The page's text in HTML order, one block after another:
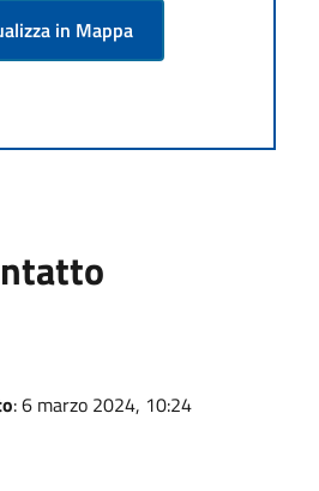
in Mappa
: 6 marzo 2024, 10:24